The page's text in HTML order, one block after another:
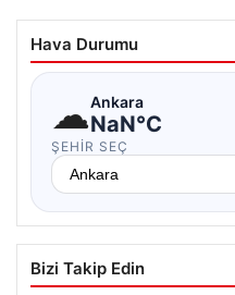
Hava Durumu
☁Ankara
NaN°C
ŞEHIR SEÇ
Bizi Takip Edin